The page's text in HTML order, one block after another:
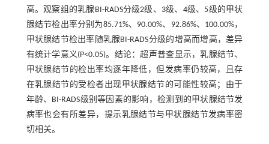
高。观察组的乳腺BI-RADS分级2级、3级、4级、5级的甲状
腺结节检出率分别为85.71%、90.00%、92.86%、100.00%，
甲状腺结节检出率随乳腺BI-RADS分级的增高而增高，差异
有统计学意义(P<0.05)。结论：超声普查显示，乳腺结节、
甲状腺结节的检出率均逐年降低，但发病率仍较高，且存
在乳腺结节的受检者出现甲状腺结节的可能性较高；由于
年龄、BI-RADS级别等因素的影响，检测到的甲状腺结节发
病率也会有所差异，提示乳腺结节与甲状腺结节发病率密
切相关。